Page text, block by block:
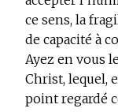
ce sens, la
de capacité à
Ayez en vous
Christ, lequel,
point regardé